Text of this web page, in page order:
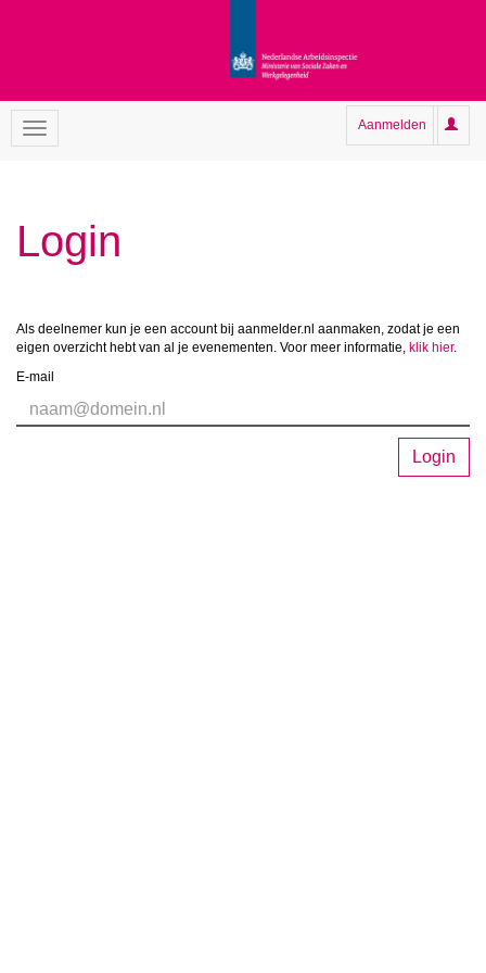
Aanmelden
Login
Als deelnemer kun je een account bij aanmelder.nl aanmaken, zodat je een
eigen overzicht hebt van al je evenementen. Voor meer informatie, klik hier.
E-mail
Login